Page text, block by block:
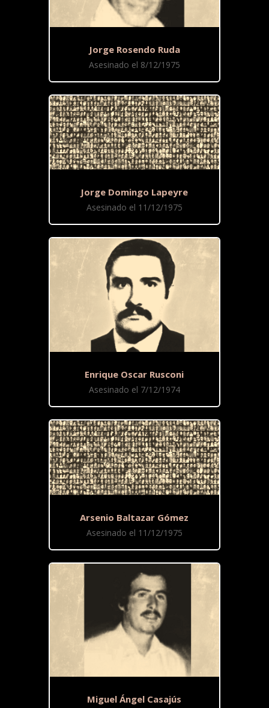
Jorge Rosendo Ruda
Asesinado el 8/12/1975
Jorge Domingo Lapeyre
Asesinado el 11/12/1975
Enrique Oscar Rusconi
Asesinado el 7/12/1974
Arsenio Baltazar Gómez
Asesinado el 11/12/1975
Miguel Ángel Casajús